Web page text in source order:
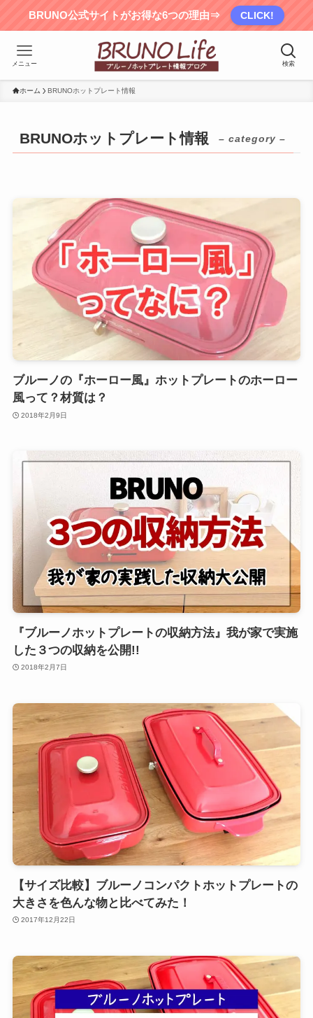
BRUNO公式サイトがお得な6つの理由⇒ CLICK!
検索
メニュー
ホーム BRUNOホットプレート情報
BRUNOホットプレート情報 – category –
ブルーノの『ホーロー風』ホットプレートのホーロー
風って？材質は？
2018年2月9日
『ブルーノホットプレートの収納方法』我が家で実施
した３つの収納を公開!!
2018年2月7日
【サイズ比較】ブルーノコンパクトホットプレートの
大きさを色んな物と比べてみた！
2017年12月22日